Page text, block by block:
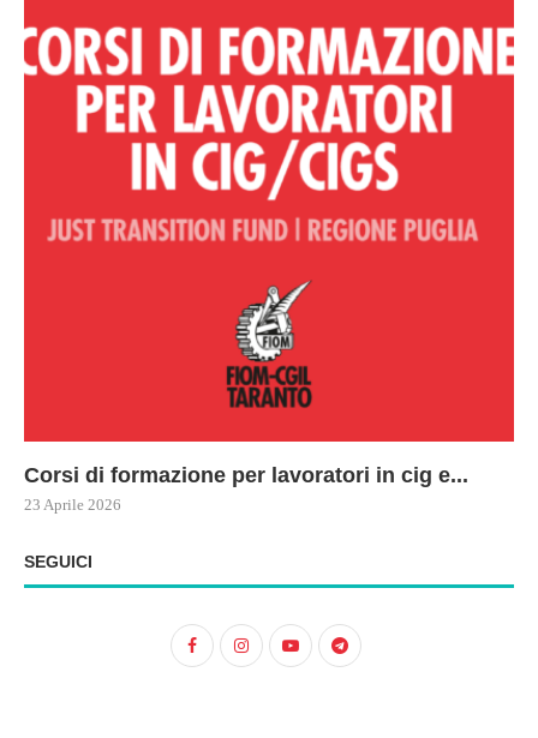
Corsi di formazione per lavoratori in cig e...
23 Aprile 2026
SEGUICI